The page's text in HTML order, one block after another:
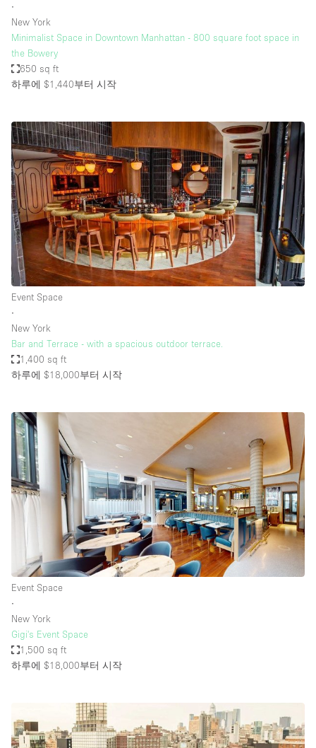
∙
New York
Minimalist Space in Downtown Manhattan - 800 square foot space in
the Bowery
650 sq ft
하루에 $1,440부터 시작
Event Space
∙
New York
Bar and Terrace - with a spacious outdoor terrace.
1,400 sq ft
하루에 $18,000부터 시작
Event Space
∙
New York
Gigi's Event Space
1,500 sq ft
하루에 $18,000부터 시작